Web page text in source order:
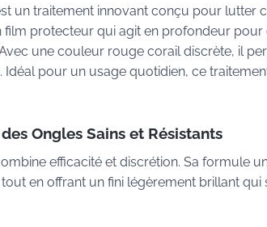
un traitement innovant conçu pour lutter
film protecteur qui agit en profondeur pour
une couleur rouge corail discrète, il
pour un usage quotidien, ce
Ongles Sains et Résistants
efficacité et discrétion. Sa formule
en offrant un fini légèrement brillant qui